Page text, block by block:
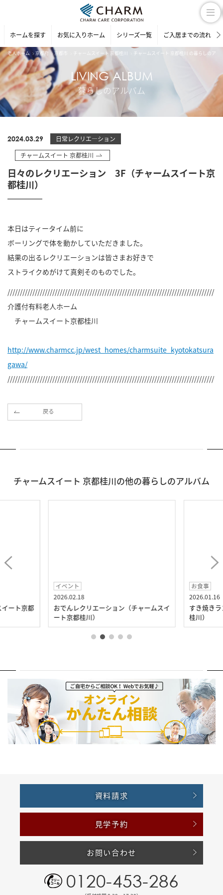
ホームを探す お気に入りホーム シリーズ一覧 ご入居までの流れ
老人ホーム 京都府 京都市 チャームスイート 京都桂川 チャームスイート 京都桂川 の暮らしのアル
LIVING ALBUM
暮らしのアルバム
2024.03.29
日常レクリエ―ション
チャームスイート 京都桂川
日々のレクリエーション 3F（チャームスイート京
都桂川）
本日はティータイム前に
ボーリングで体を動かしていただきました。
結果の出るレクリエーションは皆さまお好きで
ストライクめがけて真剣そのものでした。
///////////////////////////////////////////////////////////////////////////////////
介護付有料老人ホーム
チャームスイート京都桂川
http://www.charmcc.jp/west_homes/charmsuite_kyotokatsura
gawa/
///////////////////////////////////////////////////////////////////////////////////
戻る
チャームスイート 京都桂川の他の暮らしのアルバム
ート京都
イベント
2026.02.18
おでんレクリエーション（チャームスイ
ート京都桂川）
お食事
2026.01.16
すき焼き
桂川）
資料請求
見学予約
お問い合わせ
0120-453-286